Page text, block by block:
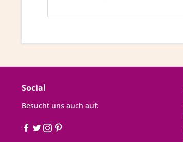
Social
Besucht uns auch auf: